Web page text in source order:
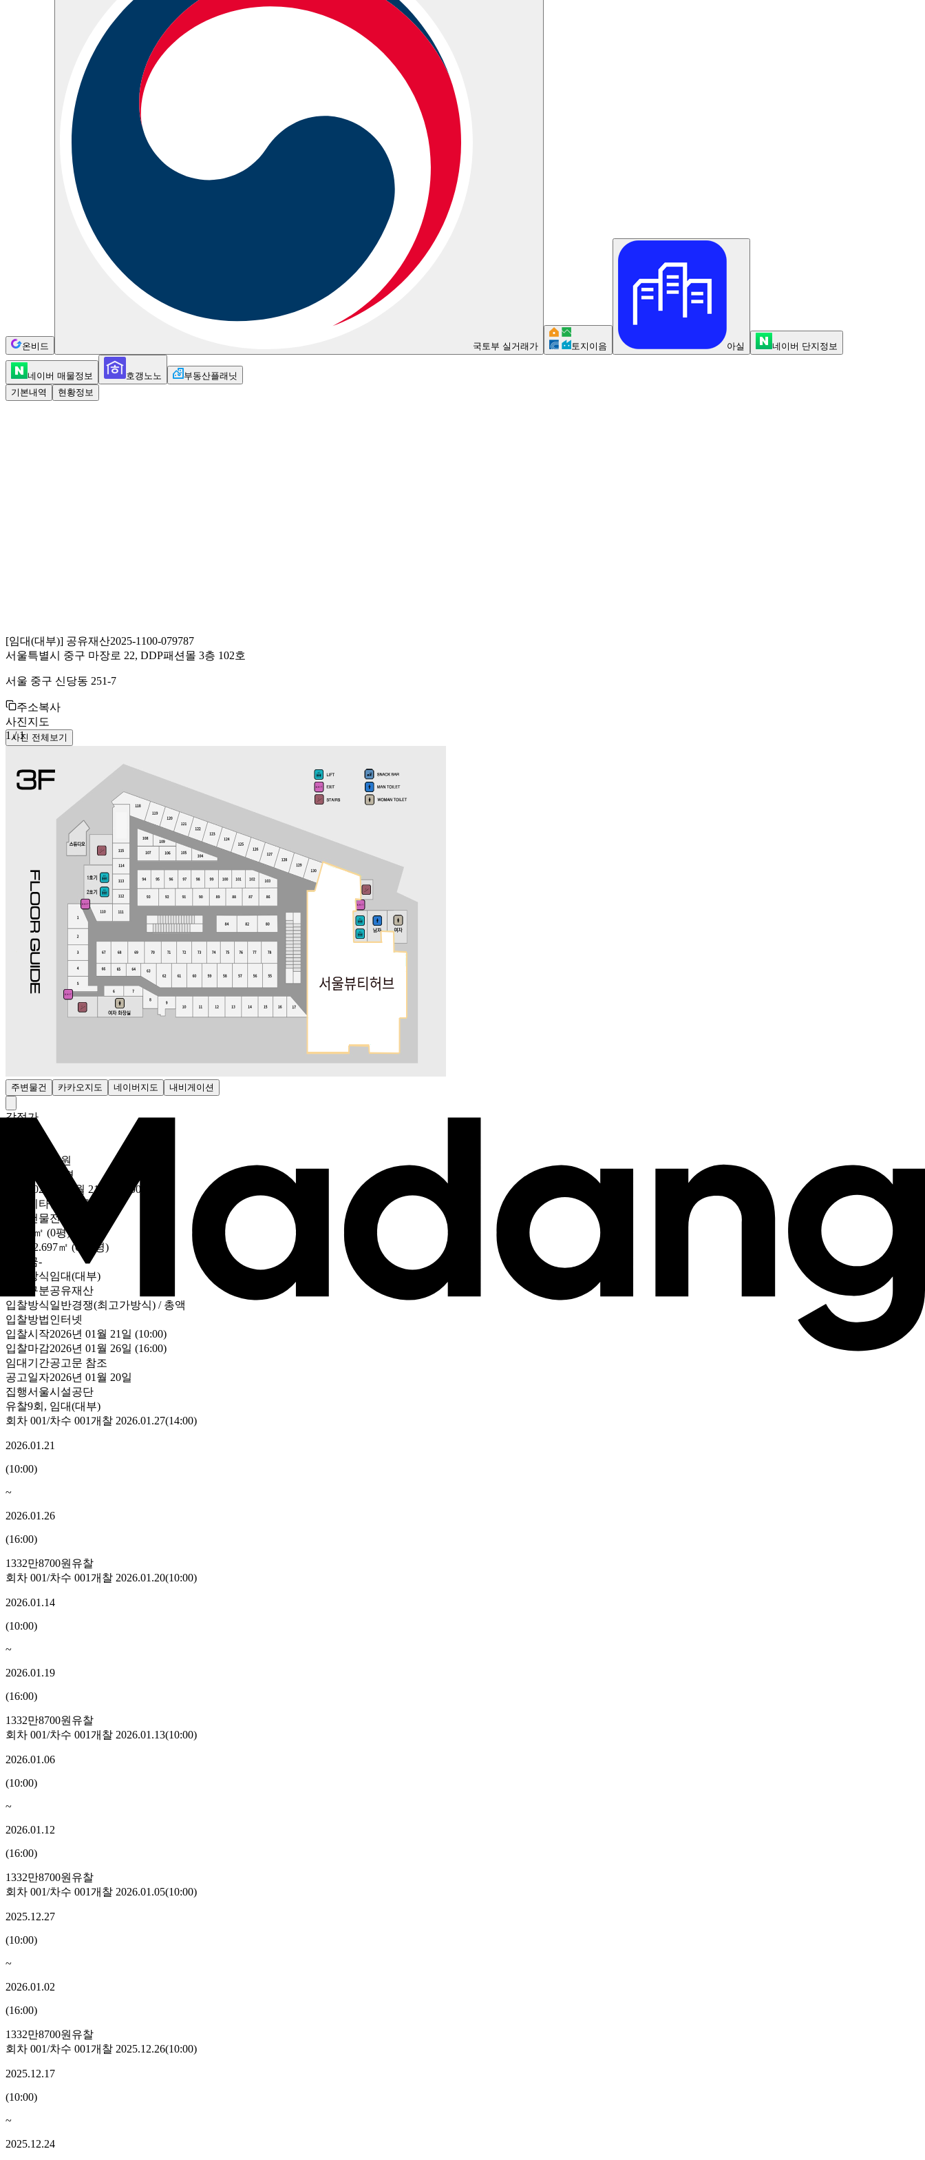
온비드 국토부 실거래가 토지이음 아실 네이버 단지정보
네이버 매물정보 호갱노노
부동산플래닛
기본내역
현황정보
[임대(대부)] 공유재산2025-1100-079787
서울특별시 중구 마장로 22, DDP패션몰 3층 102호
서울 중구 신당동 251-7
주소복사
사진지도
1 /1
사진 전체보기
주변물건 카카오지도 네이버지도 내비게이션
감정가
1332만8700원
194만131원/평
2026년 01월 21일 (10:00)
기타용도복합건물
건물전체
0㎡ (0평)
22.697㎡ (6.87평)
보증금-
처분방식임대(대부)
자산구분공유재산
입찰방식일반경쟁(최고가방식) / 총액
입찰방법인터넷
입찰시작2026년 01월 21일 (10:00)
입찰마감2026년 01월 26일 (16:00)
임대기간공고문 참조
공고일자2026년 01월 20일
집행서울시설공단
유찰9회 , 임대(대부)
회차 001/차수 001개찰 2026.01.27(14:00)
2026.01.21
(10:00)
~
2026.01.26
(16:00)
1332만8700원 유찰
회차 001/차수 001개찰 2026.01.20(10:00)
2026.01.14
(10:00)
~
2026.01.19
(16:00)
1332만8700원 유찰
회차 001/차수 001개찰 2026.01.13(10:00)
2026.01.06
(10:00)
~
2026.01.12
(16:00)
1332만8700원 유찰
회차 001/차수 001개찰 2026.01.05(10:00)
2025.12.27
(10:00)
~
2026.01.02
(16:00)
1332만8700원 유찰
회차 001/차수 001개찰 2025.12.26(10:00)
2025.12.17
(10:00)
~
2025.12.24